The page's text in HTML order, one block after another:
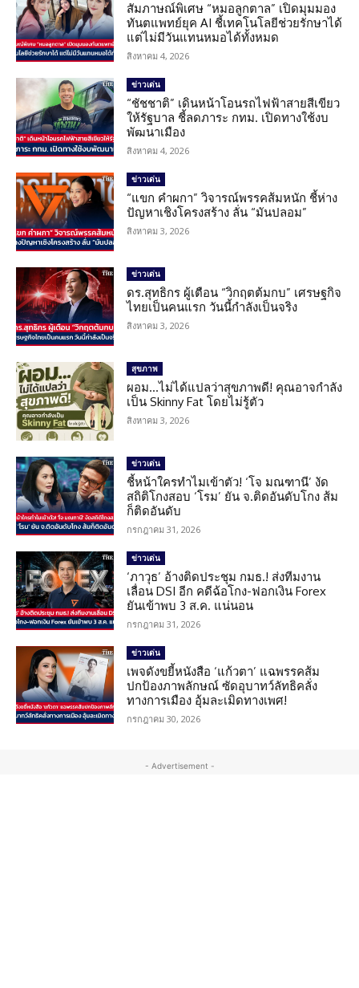
สัมภาษณ์พิเศษ “หมอลูกตาล” เปิดมุมมอง
ทันตแพทย์ยุค AI ชี้เทคโนโลยีช่วยรักษาได้
แต่ไม่มีวันแทนหมอได้ทั้งหมด
สิงหาคม 4, 2026
ข่าวเด่น
“ชัชชาติ” เดินหน้าโอนรถไฟฟ้าสายสีเขียว
ให้รัฐบาล ชี้ลดภาระ กทม. เปิดทางใช้งบ
พัฒนาเมือง
สิงหาคม 4, 2026
ข่าวเด่น
“แขก คำผกา” วิจารณ์พรรคส้มหนัก ชี้ห่าง
ปัญหาเชิงโครงสร้าง ลั่น “มันปลอม”
สิงหาคม 3, 2026
ข่าวเด่น
ดร.สุทธิกร ผู้เตือน “วิกฤตต้มกบ” เศรษฐกิจ
ไทยเป็นคนแรก วันนี้กำลังเป็นจริง
สิงหาคม 3, 2026
สุขภาพ
ผอม…ไม่ได้แปลว่าสุขภาพดี! คุณอาจกำลัง
เป็น Skinny Fat โดยไม่รู้ตัว
สิงหาคม 3, 2026
ข่าวเด่น
ชี้หน้าใครทำไมเข้าตัว! ‘โจ มณฑานี’ งัด
สถิติโกงสอบ ‘โรม’ ยัน จ.ติดอันดับโกง ส้ม
ก็ติดอันดับ
กรกฎาคม 31, 2026
ข่าวเด่น
‘ภาวุธ’ อ้างติดประชุม กมธ.! ส่งทีมงาน
เลื่อน DSI อีก คดีฉ้อโกง-ฟอกเงิน Forex
ยันเข้าพบ 3 ส.ค. แน่นอน
กรกฎาคม 31, 2026
ข่าวเด่น
เพจดังขยี้หนังสือ ‘แก้วตา’ แฉพรรคส้ม
ปกป้องภาพลักษณ์ ซัดอุบาทว์ลัทธิคลั่ง
ทางการเมือง อุ้มละเมิดทางเพศ!
กรกฎาคม 30, 2026
- Advertisement -